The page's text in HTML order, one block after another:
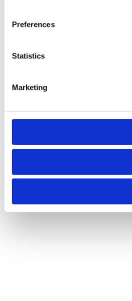
Preferences
Statistics
Marketing